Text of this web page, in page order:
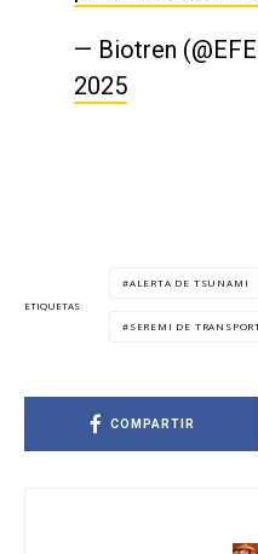
— Biotren
2025
ETIQUETAS
ALERTA DE TSUNAMI
SEREMI DE
COMPARTIR